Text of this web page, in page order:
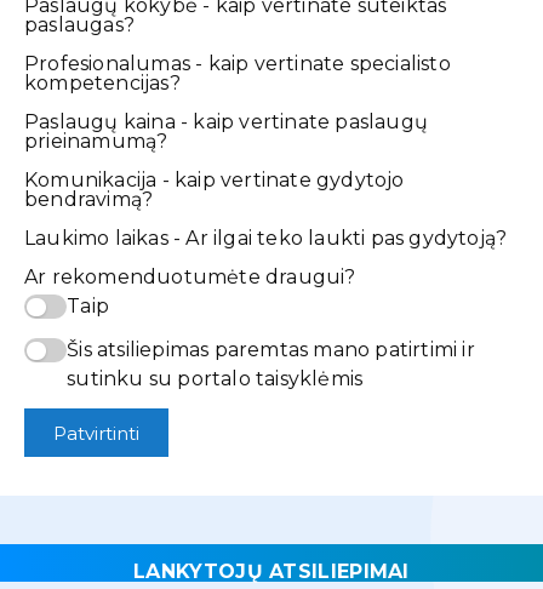
Paslaugų kokybė - kaip vertinate suteiktas
paslaugas?
Profesionalumas - kaip vertinate specialisto
kompetencijas?
Paslaugų kaina - kaip vertinate paslaugų
prieinamumą?
Komunikacija - kaip vertinate gydytojo
bendravimą?
Laukimo laikas - Ar ilgai teko laukti pas gydytoją?
Ar rekomenduotumėte draugui?
Taip
Šis atsiliepimas paremtas mano patirtimi ir
sutinku su portalo taisyklėmis
Patvirtinti
LANKYTOJŲ ATSILIEPIMAI